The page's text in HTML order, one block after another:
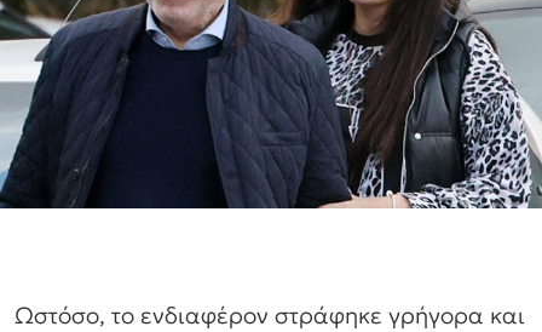
Ωστόσο, το ενδιαφέρον στράφηκε γρήγορα και